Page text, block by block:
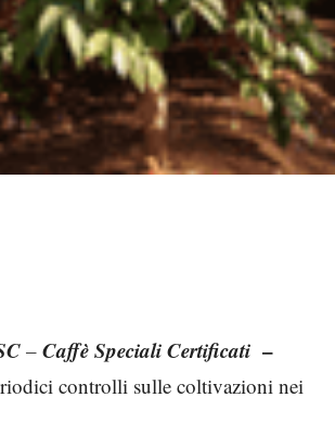
– Caffè Speciali Certificati –
controlli sulle coltivazioni nei